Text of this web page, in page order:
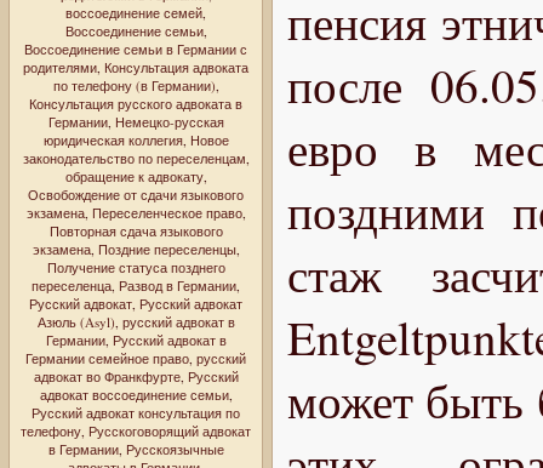
воссоединение семей,
Воссоединение семьи,
Воссоединение семьи в Германии с
родителями, Консультация адвоката
по телефону (в Германии),
Консультация русского адвоката в
Германии, Немецко-русская
юридическая коллегия, Новое
законодательство по переселенцам,
обращение к адвокату,
Освобождение от сдачи языкового
экзамена, Переселенческое право,
Повторная сдача языкового
экзамена, Поздние переселенцы,
Получение статуса позднего
переселенца, Развод в Германии,
Русский адвокат, Русский адвокат
Азюль (Asyl), русский адвокат в
Германии, Русский адвокат в
Германии семейное право, русский
адвокат во Франкфурте, Русский
адвокат воссоединение семьи,
Русский адвокат консультация по
телефону, Русскоговорящий адвокат
в Германии, Русскоязычные
пенсия
после
евро в
поздними
стаж
может быть